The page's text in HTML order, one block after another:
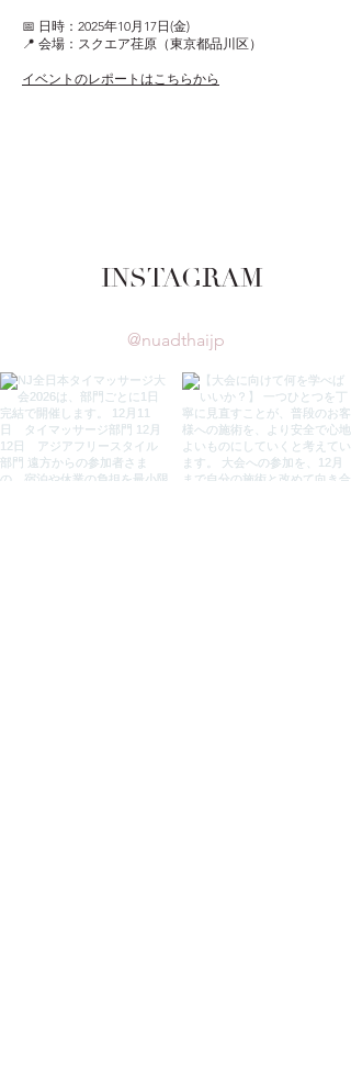
📅 日時：2025年10月17日(金)
📍 会場：スクエア荏原（東京都品川区）
​イベントのレポートはこちらから
INSTAGRAM
@nuadthaijp